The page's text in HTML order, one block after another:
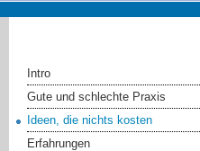
Intro
Gute und schlechte Praxis
Ideen, die nichts kosten
Erfahrungen